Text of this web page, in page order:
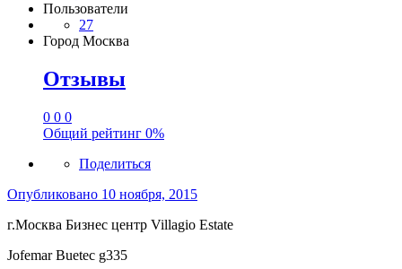
Пользователи
27
Город Москва
Отзывы
0 0 0
Общий рейтинг 0%
Поделиться
Опубликовано 10 ноября, 2015
г.Москва Бизнес центр Villagio Estate
Jofemar Buetec g335